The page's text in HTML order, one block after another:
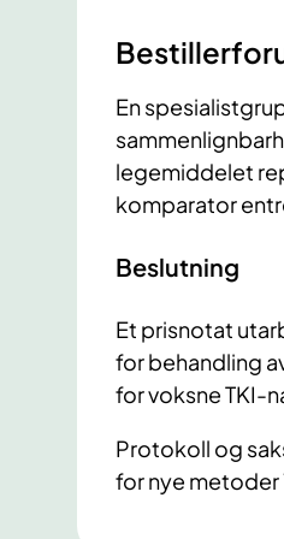
En
legemiddelet
komparator
Beslutning
Et prisnotat
for behandling
for voksne TKI-
Protokoll og
for nye metoder